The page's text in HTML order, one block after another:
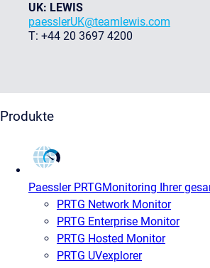
UK: LEWIS
paesslerUK@teamlewis.com
T: +44 20 3697 4200
Produkte
Paessler PRTGMonitoring Ihrer
PRTG Network Monitor
PRTG Enterprise Monitor
PRTG Hosted Monitor
PRTG UVexplorer